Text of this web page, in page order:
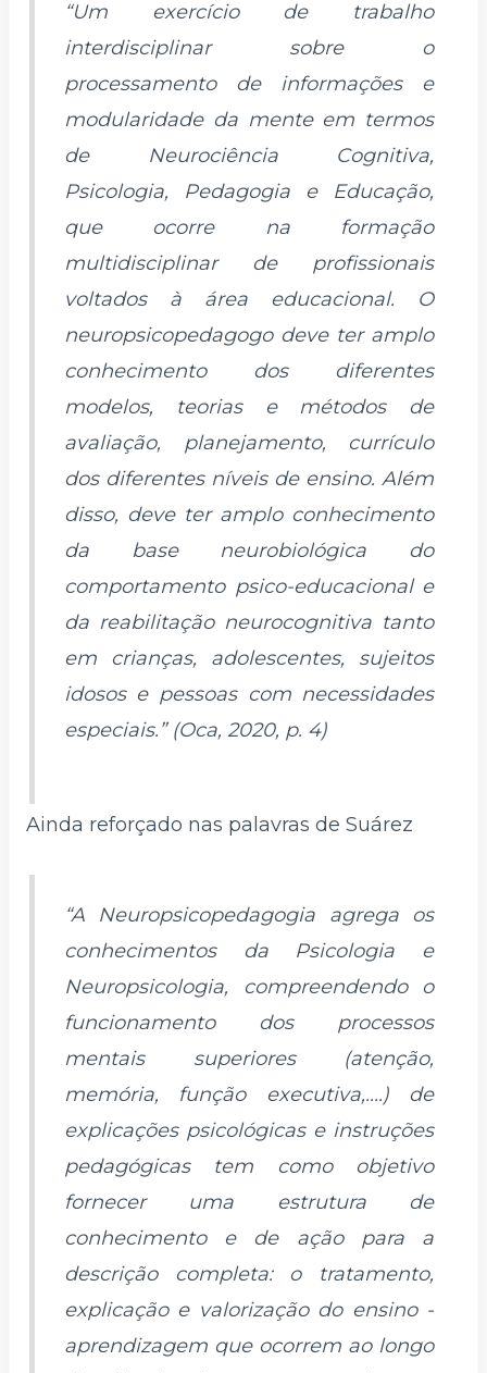
“Um exercício de trabalho
interdisciplinar sobre o
processamento de informações e
modularidade da mente em termos
de Neurociência Cognitiva,
Psicologia, Pedagogia e Educação,
que ocorre na formação
multidisciplinar de profissionais
voltados à área educacional. O
neuropsicopedagogo deve ter amplo
conhecimento dos diferentes
modelos, teorias e métodos de
avaliação, planejamento, currículo
dos diferentes níveis de ensino. Além
disso, deve ter amplo conhecimento
da base neurobiológica do
comportamento psico-educacional e
da reabilitação neurocognitiva tanto
em crianças, adolescentes, sujeitos
idosos e pessoas com necessidades
especiais.” (Oca, 2020, p. 4)
Ainda reforçado nas palavras de Suárez
“A Neuropsicopedagogia agrega os
conhecimentos da Psicologia e
Neuropsicologia, compreendendo o
funcionamento dos processos
mentais superiores (atenção,
memória, função executiva,....) de
explicações psicológicas e instruções
pedagógicas tem como objetivo
fornecer uma estrutura de
conhecimento e de ação para a
descrição completa: o tratamento,
explicação e valorização do ensino -
aprendizagem que ocorrem ao longo